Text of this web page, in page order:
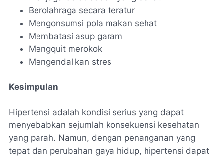
Berolahraga secara teratur
Mengonsumsi pola makan sehat
Membatasi asup garam
Mengquit merokok
Mengendalikan stres
Kesimpulan
Hipertensi adalah kondisi serius yang dapat
menyebabkan sejumlah konsekuensi kesehatan
yang parah. Namun, dengan penanganan yang
tepat dan perubahan gaya hidup, hipertensi dapat